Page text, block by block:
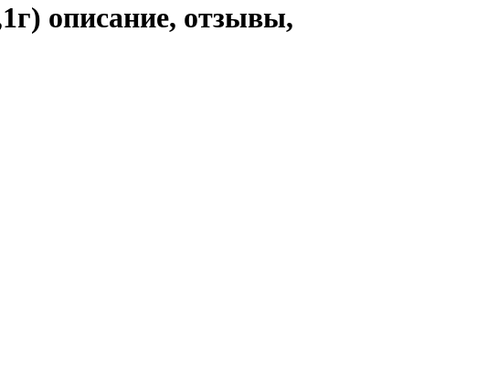
описание, отзывы,